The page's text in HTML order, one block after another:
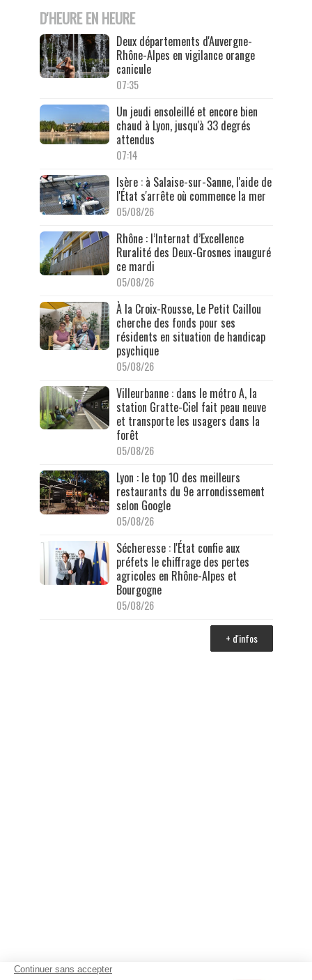
D'HEURE EN HEURE
Deux départements d'Auvergne-
Rhône-Alpes en vigilance orange
canicule
07:35
Un jeudi ensoleillé et encore bien
chaud à Lyon, jusqu'à 33 degrés
attendus
07:14
Isère : à Salaise-sur-Sanne, l'aide de
l'État s'arrête où commence la mer
05/08/26
Rhône : l’Internat d’Excellence
Ruralité des Deux-Grosnes inauguré
ce mardi
05/08/26
À la Croix-Rousse, Le Petit Caillou
cherche des fonds pour ses
résidents en situation de handicap
psychique
05/08/26
Villeurbanne : dans le métro A, la
station Gratte-Ciel fait peau neuve
et transporte les usagers dans la
forêt
05/08/26
Lyon : le top 10 des meilleurs
restaurants du 9e arrondissement
selon Google
05/08/26
Sécheresse : l'État confie aux
préfets le chiffrage des pertes
agricoles en Rhône-Alpes et
Bourgogne
05/08/26
+ d'infos